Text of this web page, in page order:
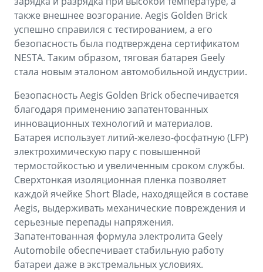
также внешнее возгорание. Aegis Golden Brick
успешно справился с тестированием, а его
безопасность была подтверждена сертификатом
NESTA. Таким образом, тяговая батарея Geely
стала новым эталоном автомобильной индустрии.
Безопасность Aegis Golden Brick обеспечивается
благодаря применению запатентованных
инновационных технологий и материалов.
Батарея использует литий-железо-фосфатную (LFP)
электрохимическую пару с повышенной
термостойкостью и увеличенным сроком службы.
Сверхтонкая изоляционная пленка позволяет
каждой ячейке Short Blade, находящейся в составе
Aegis, выдерживать механические повреждения и
серьезные перепады напряжения.
Запатентованная формула электролита Geely
Automobile обеспечивает стабильную работу
батареи даже в экстремальных условиях.